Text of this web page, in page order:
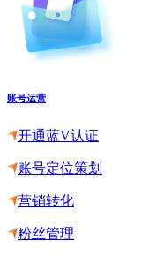
账号运营
开通蓝V认证
账号定位策划
营销转化
粉丝管理